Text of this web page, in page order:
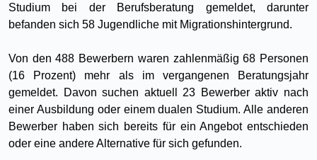
Studium bei der Berufsberatung gemeldet, darunter
befanden sich 58 Jugendliche mit Migrationshintergrund.
Von den 488 Bewerbern waren zahlenmäßig 68 Personen
(16 Prozent) mehr als im vergangenen Beratungsjahr
gemeldet. Davon suchen aktuell 23 Bewerber aktiv nach
einer Ausbildung oder einem dualen Studium. Alle anderen
Bewerber haben sich bereits für ein Angebot entschieden
oder eine andere Alternative für sich gefunden.